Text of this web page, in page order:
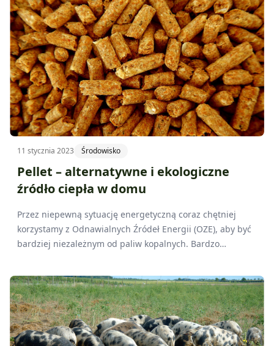
szczególnie teraz w czasach tej wszechobecnej
niepewności, należy patrzeć szeroko i poszukiwać wciąż
nowych ścieżek rozwoju. Przykładem jak radzić sobie w
dzisiejszym świecie może być Gospodarstwo Owocowy Raj,
które na co dzień współpracuje z Wielkopolskim
Ośrodkiem Doradztwa Rolniczego w Poznaniu.
11 stycznia 2023 Środowisko
Pellet – alternatywne i ekologiczne
źródło ciepła w domu
Przez niepewną sytuację energetyczną coraz chętniej
korzystamy z Odnawialnych Źródeł Energii (OZE), aby być
bardziej niezależnym od paliw kopalnych. Bardzo